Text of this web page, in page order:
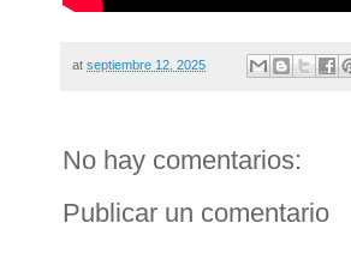
at septiembre 12, 2025
No hay comentarios:
Publicar un comentario